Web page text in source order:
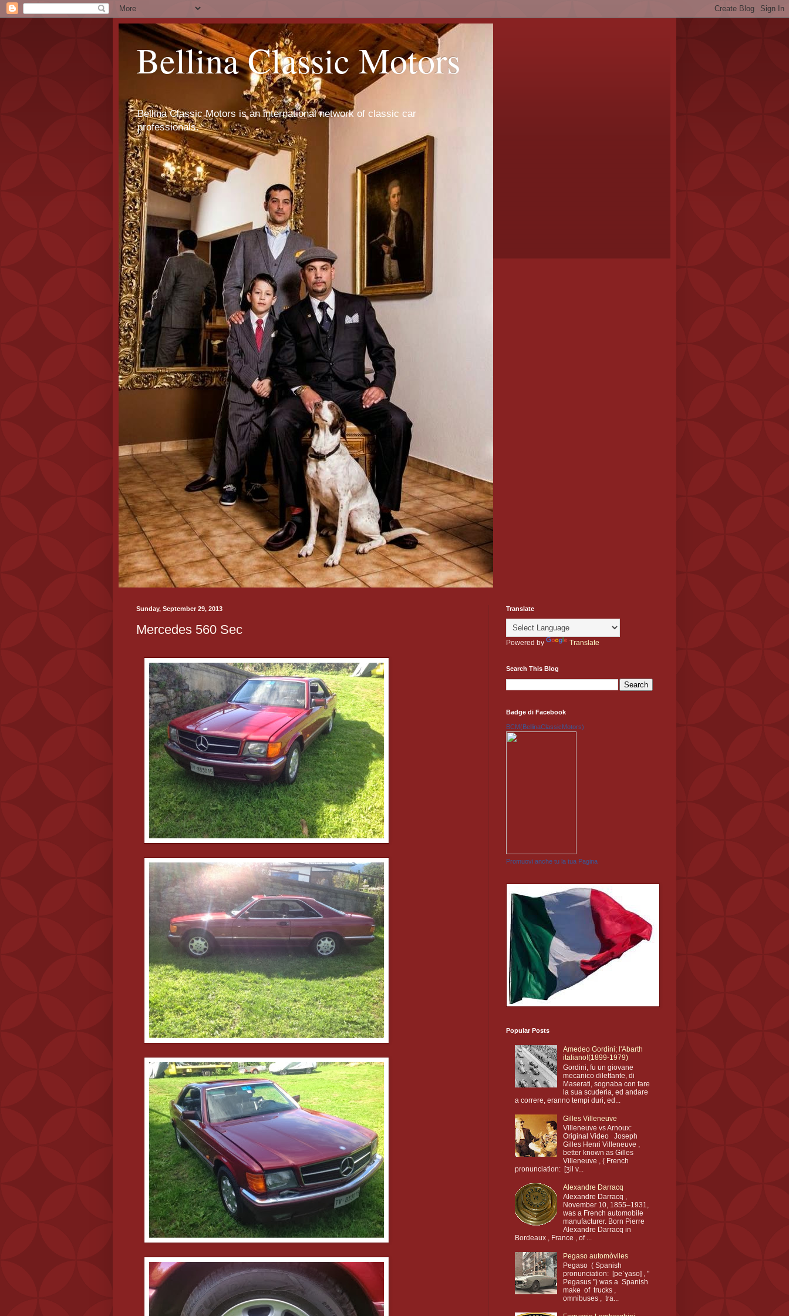
Bellina Classic Motors
Bellina Classic Motors is an international network of classic car
professionals.
Sunday, September 29, 2013
Mercedes 560 Sec
Translate
Powered by Translate
Search This Blog
Badge di Facebook
BCM(BellinaClassicMotors)
Promuovi anche tu la tua Pagina
Popular Posts
Amedeo Gordini; l'Abarth
italiano!(1899-1979)
Gordini, fu un giovane
mecanico dilettante, di
Maserati, sognaba con fare
la sua scuderia, ed andare
a correre, eranno tempi duri, ed...
Gilles Villeneuve
Villeneuve vs Arnoux:
Original Video Joseph
Gilles Henri Villeneuve ,
better known as Gilles
Villeneuve , ( French
pronunciation: [ʒil v...
Alexandre Darracq
Alexandre Darracq ,
November 10, 1855–1931,
was a French automobile
manufacturer. Born Pierre
Alexandre Darracq in
Bordeaux , France , of ...
Pegaso automòviles
Pegaso ( Spanish
pronunciation: [peˈɣaso] , "
Pegasus ") was a Spanish
make of trucks ,
omnibuses , tra...